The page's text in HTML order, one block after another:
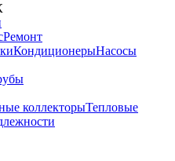
Ремонт
КондиционерыНасосы
коллекторыТепловые